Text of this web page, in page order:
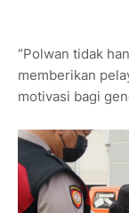
“Polwan tidak
memberikan
motivasi bagi